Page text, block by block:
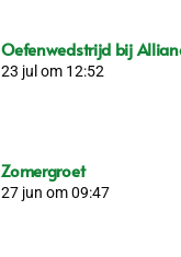
Oefenwedstrijd bij
23 jul om 12:52
Zomergroet
27 jun om 09:47